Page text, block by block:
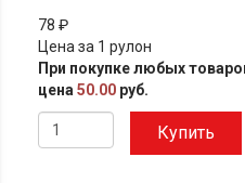
78 ₽
Цена за 1 рулон
При покупке любых
цена 50.00 руб.
Купить